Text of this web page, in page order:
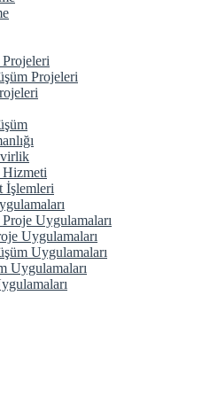
Projeleri
İşlemleri
Uygulamaları
Uygulamaları
Uygulamaları
Uygulamaları